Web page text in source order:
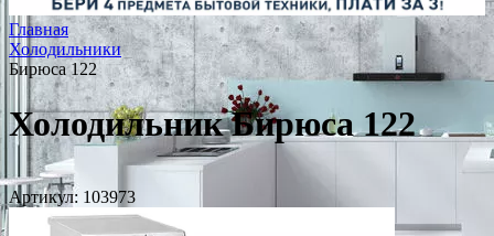
Главная
Холодильники
Бирюса 122
Холодильник Бирюса 122
Артикул: 103973